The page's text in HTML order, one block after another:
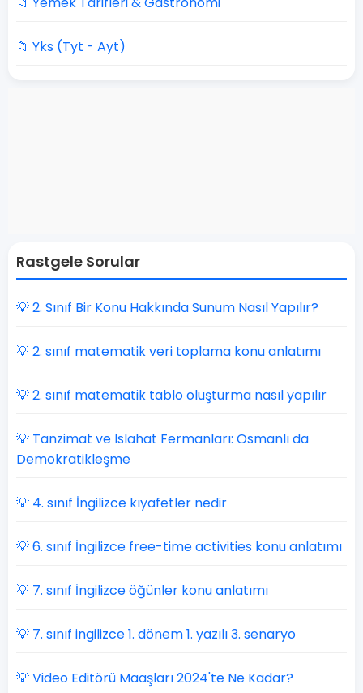
📁 Yks (Tyt - Ayt)
Rastgele Sorular
💡 2. Sınıf Bir Konu Hakkında Sunum Nasıl Yapılır?
💡 2. sınıf matematik veri toplama konu anlatımı
💡 2. sınıf matematik tablo oluşturma nasıl yapılır
💡 Tanzimat ve Islahat Fermanları: Osmanlı da
Demokratikleşme
💡 4. sınıf İngilizce kıyafetler nedir
💡 6. sınıf İngilizce free-time activities konu anlatımı
💡 7. sınıf İngilizce öğünler konu anlatımı
💡 7. sınıf ingilizce 1. dönem 1. yazılı 3. senaryo
💡 Video Editörü Maaşları 2024'te Ne Kadar?